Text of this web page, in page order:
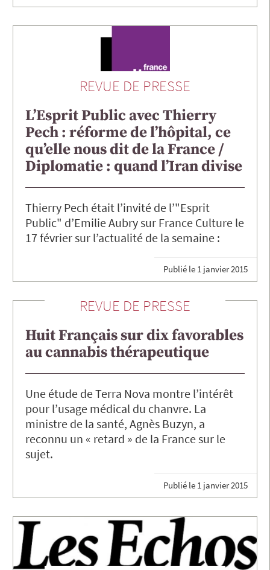
REVUE DE PRESSE
L’Esprit Public avec Thierry
Pech : réforme de l’hôpital, ce
qu’elle nous dit de la France /
Diplomatie : quand l’Iran divise
Thierry Pech était l’invité de l’"Esprit
Public" d’Emilie Aubry sur France Culture le
17 février sur l’actualité de la semaine :
Publié le 1 janvier 2015
REVUE DE PRESSE
Huit Français sur dix favorables
au cannabis thérapeutique
Une étude de Terra Nova montre l’intérêt
pour l’usage médical du chanvre. La
ministre de la santé, Agnès Buzyn, a
reconnu un « retard » de la France sur le
sujet.
Publié le 1 janvier 2015